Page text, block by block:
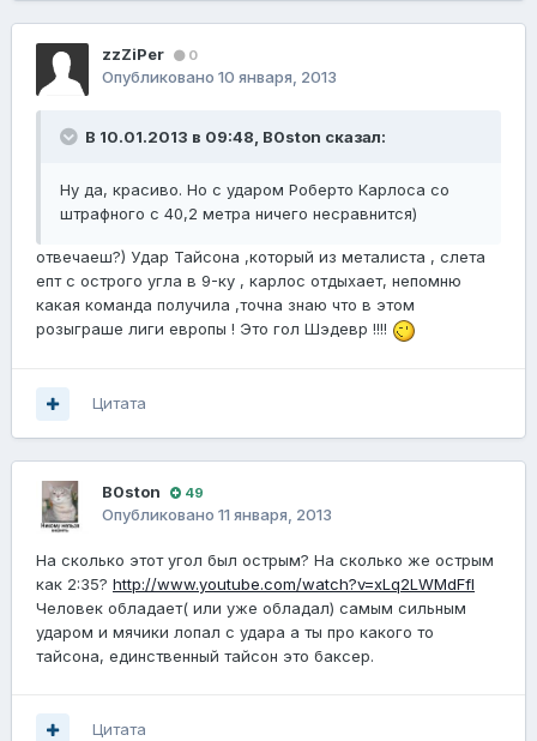
zzZiPer 0
Опубликовано 10 января, 2013
В 10.01.2013 в 09:48, B0ston сказал:
Ну да, красиво. Но с ударом Роберто Карлоса со
штрафного с 40,2 метра ничего несравнится)
отвечаеш?) Удар Тайсона ,который из металиста , слета
епт с острого угла в 9-ку , карлос отдыхает, непомню
какая команда получила ,точна знаю что в этом
розыграше лиги европы ! Это гол Шэдевр !!!!
Цитата
B0ston 49
Опубликовано 11 января, 2013
На сколько этот угол был острым? На сколько же острым
как 2:35? http://www.youtube.com/watch?v=xLq2LWMdFfI
Человек обладает( или уже обладал) самым сильным
ударом и мячики лопал с удара а ты про какого то
тайсона, единственный тайсон это баксер.
Цитата